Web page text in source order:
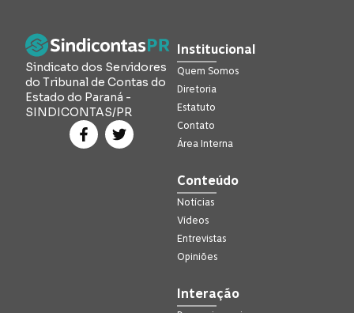
Sindicato dos Servidores
do Tribunal de Contas do
Estado do Paraná -
SINDICONTAS/PR
Institucional
Quem Somos
Diretoria
Estatuto
Contato
Área Interna
Conteúdo
Notícias
Vídeos
Entrevistas
Opiniões
Interação